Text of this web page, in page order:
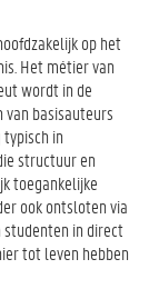
op het
Het métier van
wordt in de
basisauteurs
in
structuur en
toegankelijke
ook ontsloten via
studenten in direct
tot leven hebben